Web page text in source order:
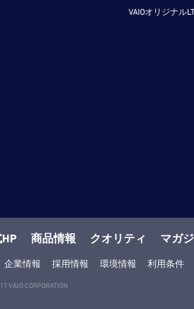
VAIOオリジナル
HP 商品情報 クオリティ マガ
企業情報 採用情報 環境情報 利用条件
VAIO CORPORATION